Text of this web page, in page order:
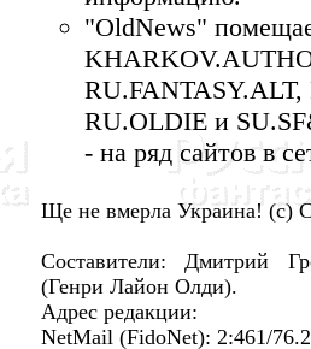
"OldNews"
RU.OLDIE и
- на ряд сайтов в
Ще не вмерла Украина! (с)
Составители: Дмитрий
(Генри Лайон Олди).
Адрес редакции:
NetMail (FidoNet): 2:461/